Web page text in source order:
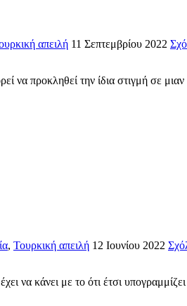
απειλή 11 Σεπτεμβρίου 2022
να προκληθεί την ίδια στιγμή σε
, Τουρκική απειλή 12 Ιουνίου 2022
να κάνει με το ότι έτσι